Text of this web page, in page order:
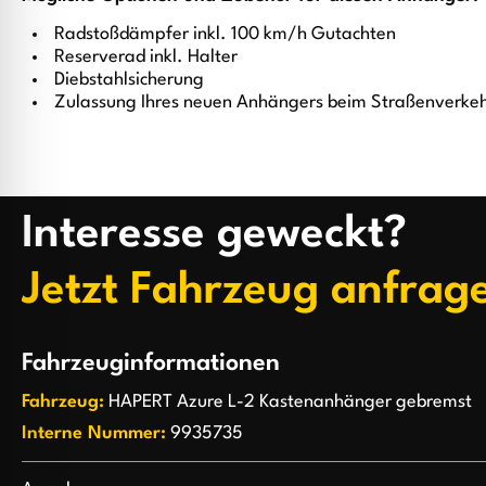
Radstoßdämpfer inkl. 100 km/h Gutachten
Reserverad inkl. Halter
Diebstahlsicherung
Zulassung Ihres neuen Anhängers beim
Interesse geweckt?
Jetzt Fahrzeug
Fahrzeuginformationen
Fahrzeug: HAPERT Azure L-2 Kastenanhänger gebremst
Interne Nummer: 9935735